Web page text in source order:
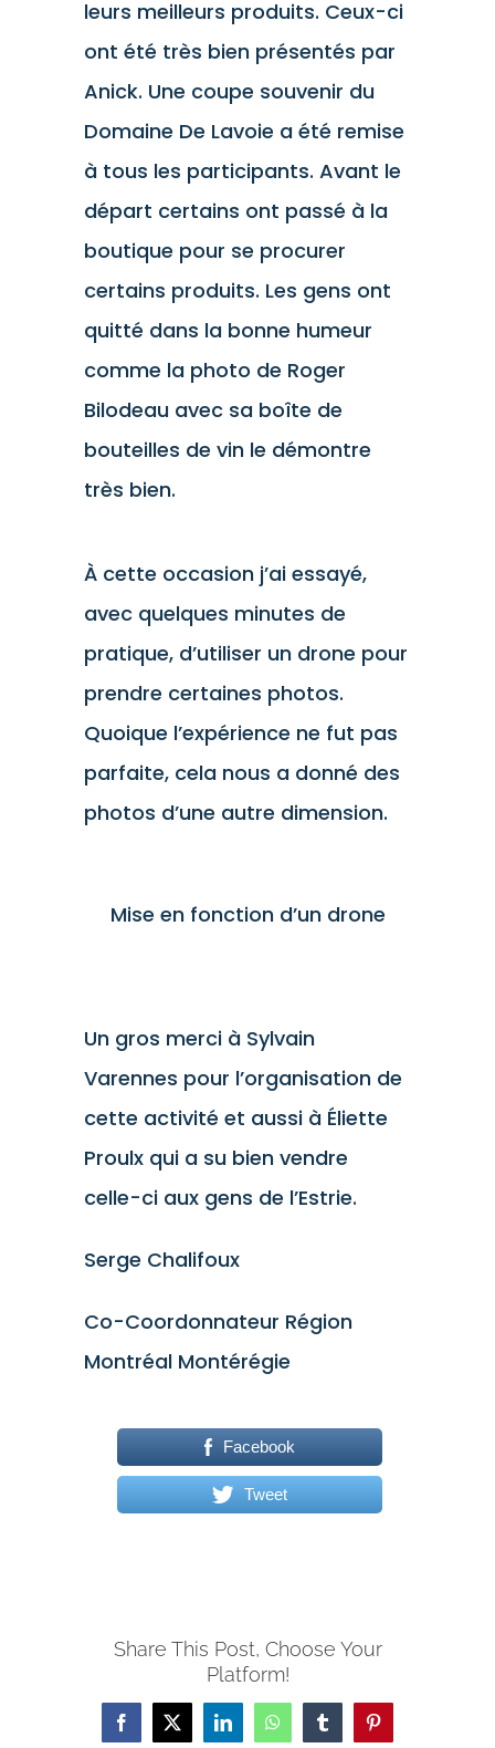
leurs meilleurs produits. Ceux-ci
ont été très bien présentés par
Anick. Une coupe souvenir du
Domaine De Lavoie a été remise
à tous les participants. Avant le
départ certains ont passé à la
boutique pour se procurer
certains produits. Les gens ont
quitté dans la bonne humeur
comme la photo de Roger
Bilodeau avec sa boîte de
bouteilles de vin le démontre
très bien.
À cette occasion j’ai essayé,
avec quelques minutes de
pratique, d’utiliser un drone pour
prendre certaines photos.
Quoique l’expérience ne fut pas
parfaite, cela nous a donné des
photos d’une autre dimension.
Mise en fonction d’un drone
Un gros merci à Sylvain
Varennes pour l’organisation de
cette activité et aussi à Éliette
Proulx qui a su bien vendre
celle-ci aux gens de l’Estrie.
Serge Chalifoux
Co-Coordonnateur Région
Montréal Montérégie
Facebook
Tweet
Share This Post, Choose Your
Platform!
Facebook
X LinkedInWhatsAppTumblrPinterest